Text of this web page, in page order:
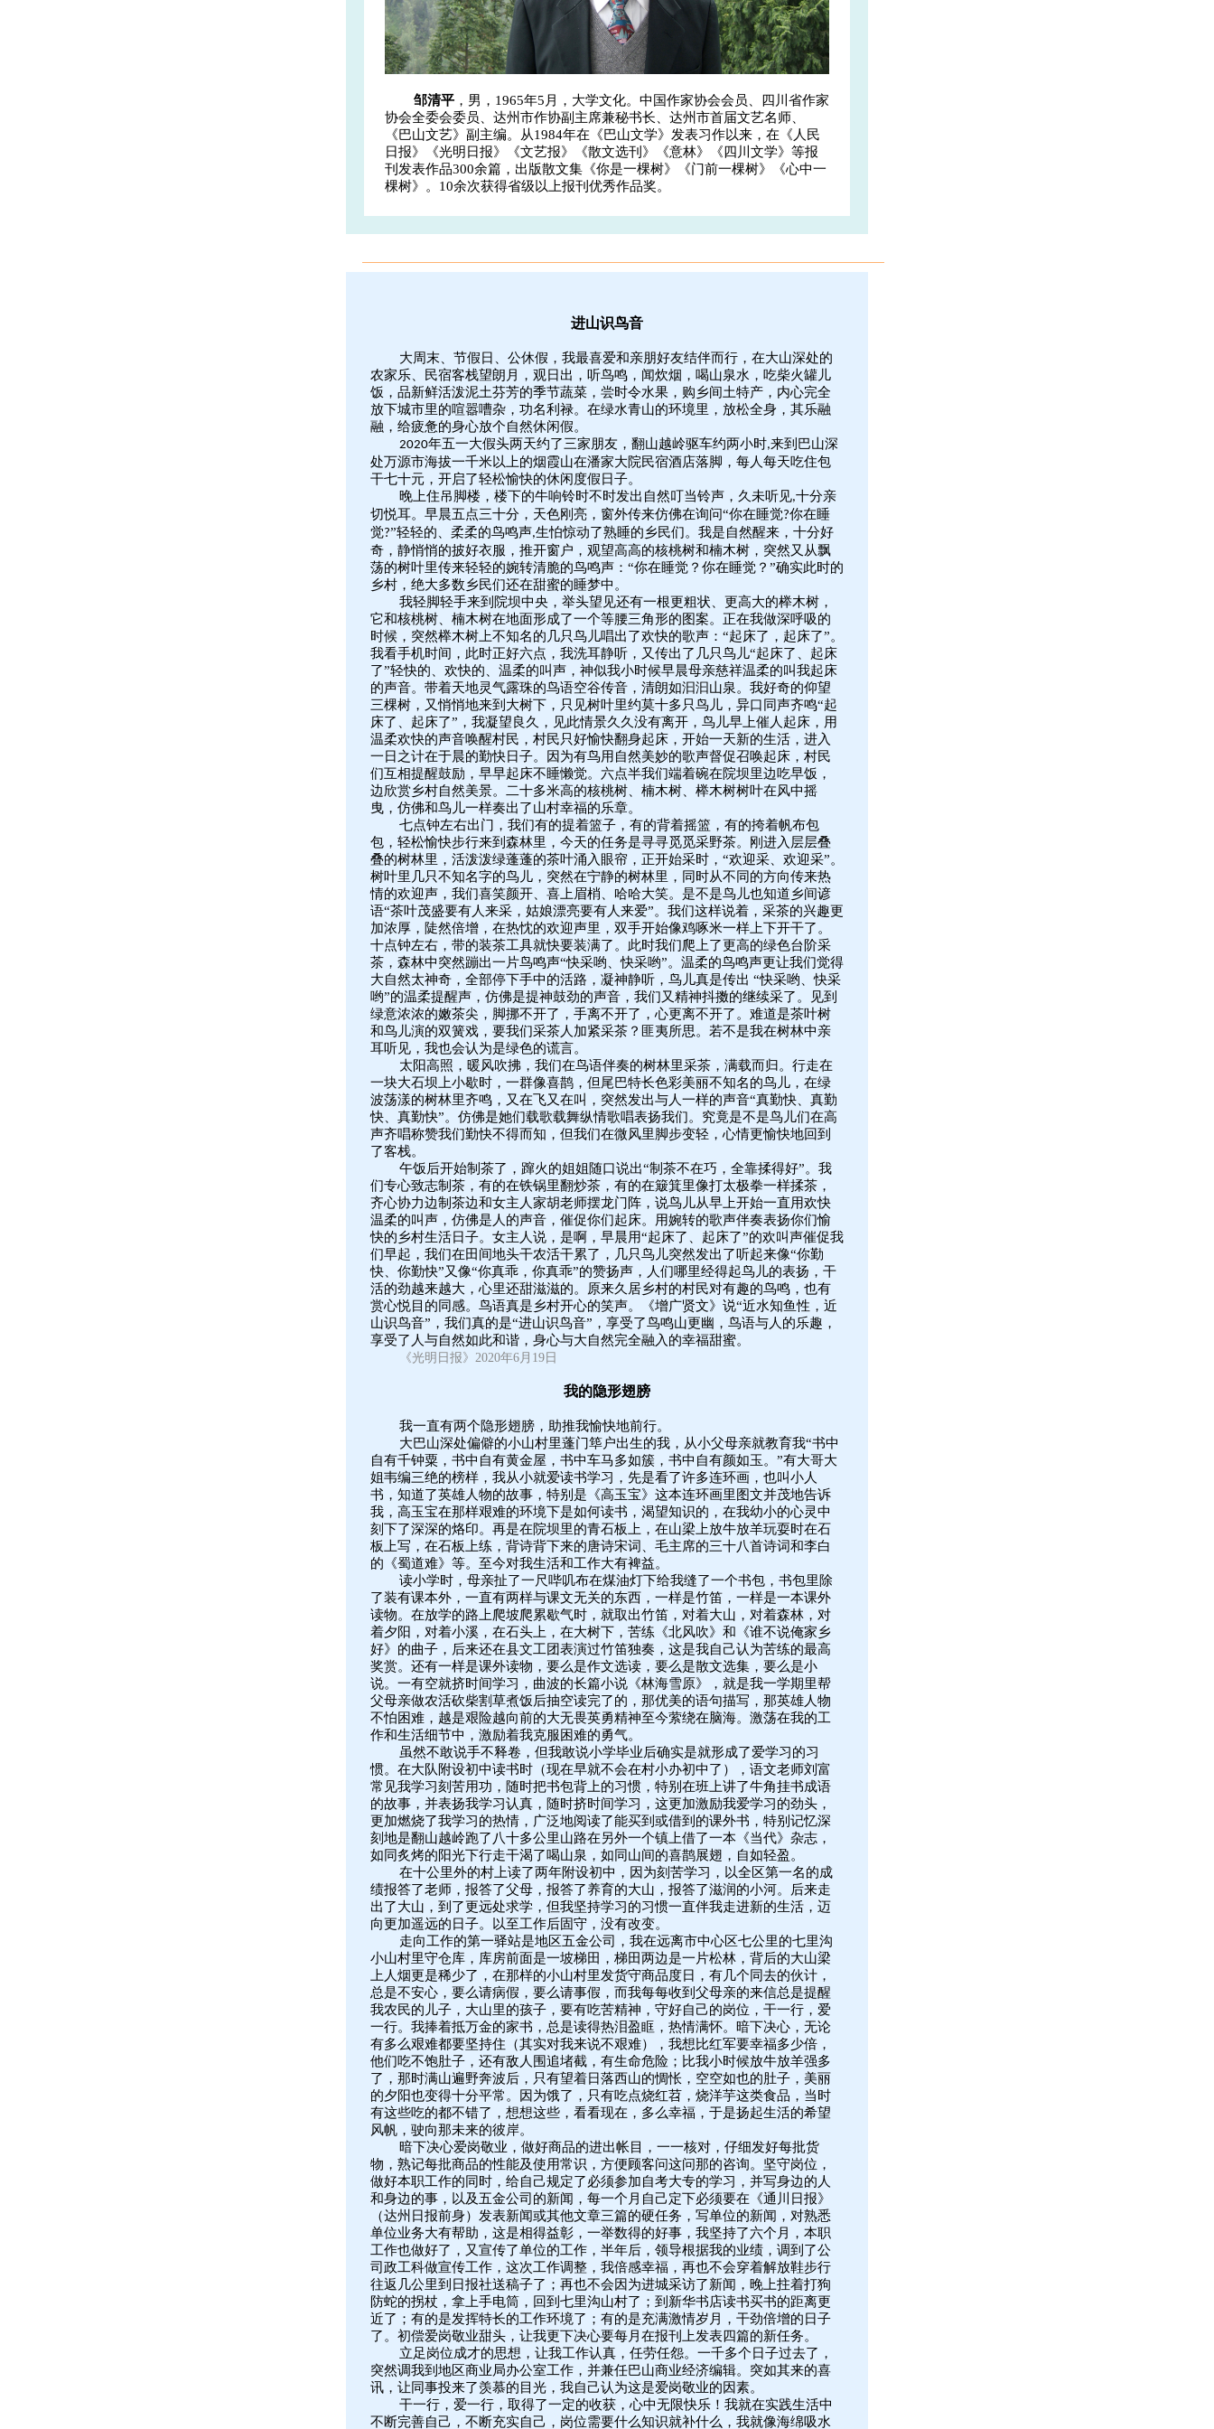
邹清平 ，男，1965年5月，大学文化。中国作家协会会员、四川省作家
协会全委会委员、达州市作协副主席兼秘书长、 达州市首届文艺名师、
《巴山文艺》副主编。从1984年在《巴山文学》发表习作以来，在《人民
日报》《光明日报》《文艺报》《散文选刊》《意林》《四川文学》等报
刊发表作品300余篇，出版散文集《你是一棵树》《门前一棵树》《心中一
棵树》。 10余次获得省级以上报刊优秀作品奖。
进山识鸟音
大周末、节假日、公休假，我最喜爱和亲朋好友结伴而行，在大山深处的
农家乐、民宿客栈望朗月，观日出，听鸟鸣，闻炊烟，喝山泉水，吃柴火罐儿
饭，品新鲜活泼泥土芬芳的季节蔬菜，尝时令水果，购乡间土特产，内心完全
放下城市里的喧嚣嘈杂，功名利禄。在绿水青山的环境里，放松全身，其乐融
融，给疲惫的身心放个自然休闲假。
2020年五一大假头两天约了三家朋友，翻山越岭驱车约两小时,来到巴山深
处万源市海拔一千米以上的烟霞山在潘家大院民宿酒店落脚，每人每天吃住包
干七十元，开启了轻松愉快的休闲度假日子。
晚上住吊脚楼，楼下的牛响铃时不时发出自然叮当铃声，久未听见,十分亲
切悦耳。早晨五点三十分，天色刚亮，窗外传来仿佛在询问“你在睡觉?你在睡
觉?”轻轻的、柔柔的鸟鸣声,生怕惊动了熟睡的乡民们。我是自然醒来，十分好
奇，静悄悄的披好衣服，推开窗户，观望高高的核桃树和楠木树，突然又从飘
荡的树叶里传来轻轻的婉转清脆的鸟鸣声：“你在睡觉？你在睡觉？”确实此时的
乡村，绝大多数乡民们还在甜蜜的睡梦中。
我轻脚轻手来到院坝中央，举头望见还有一根更粗状、更高大的榉木树，
它和核桃树、楠木树在地面形成了一个等腰三角形的图案。正在我做深呼吸的
时候，突然榉木树上不知名的几只鸟儿唱出了欢快的歌声：“起床了，起床了”。
我看手机时间，此时正好六点，我洗耳静听，又传出了几只鸟儿“起床了、起床
了”轻快的、欢快的、温柔的叫声，神似我小时候早晨母亲慈祥温柔的叫我起床
的声音。带着天地灵气露珠的鸟语空谷传音，清朗如汩汩山泉。我好奇的仰望
三棵树，又悄悄地来到大树下，只见树叶里约莫十多只鸟儿，异口同声齐鸣“起
床了、起床了”，我凝望良久，见此情景久久没有离开，鸟儿早上催人起床，用
温柔欢快的声音唤醒村民，村民只好愉快翻身起床，开始一天新的生活，进入
一日之计在于晨的勤快日子。因为有鸟用自然美妙的歌声督促召唤起床，村民
们互相提醒鼓励，早早起床不睡懒觉。六点半我们端着碗在院坝里边吃早饭，
边欣赏乡村自然美景。二十多米高的核桃树、楠木树、榉木树树叶在风中摇
曳，仿佛和鸟儿一样奏出了山村幸福的乐章。
七点钟左右出门，我们有的提着篮子，有的背着摇篮，有的挎着帆布包
包，轻松愉快步行来到森林里，今天的任务是寻寻觅觅采野茶。刚进入层层叠
叠的树林里，活泼泼绿蓬蓬的茶叶涌入眼帘，正开始采时，“欢迎采、欢迎采”。
树叶里几只不知名字的鸟儿，突然在宁静的树林里，同时从不同的方向传来热
情的欢迎声，我们喜笑颜开、喜上眉梢、哈哈大笑。是不是鸟儿也知道乡间谚
语“茶叶茂盛要有人来采，姑娘漂亮要有人来爱”。我们这样说着，采茶的兴趣更
加浓厚，陡然倍增，在热忱的欢迎声里，双手开始像鸡啄米一样上下开干了。
十点钟左右，带的装茶工具就快要装满了。此时我们爬上了更高的绿色台阶采
茶，森林中突然蹦出一片鸟鸣声“快采哟、快采哟”。温柔的鸟鸣声更让我们觉得
大自然太神奇，全部停下手中的活路，凝神静听，鸟儿真是传出 “快采哟、快采
哟”的温柔提醒声，仿佛是提神鼓劲的声音，我们又精神抖擞的继续采了。见到
绿意浓浓的嫩茶尖，脚挪不开了，手离不开了，心更离不开了。难道是茶叶树
和鸟儿演的双簧戏，要我们采茶人加紧采茶？匪夷所思。若不是我在树林中亲
耳听见，我也会认为是绿色的谎言。
太阳高照，暖风吹拂，我们在鸟语伴奏的树林里采茶，满载而归。行走在
一块大石坝上小歇时，一群像喜鹊，但尾巴特长色彩美丽不知名的鸟儿，在绿
波荡漾的树林里齐鸣，又在飞又在叫，突然发出与人一样的声音“真勤快、真勤
快、真勤快”。仿佛是她们载歌载舞纵情歌唱表扬我们。究竟是不是鸟儿们在高
声齐唱称赞我们勤快不得而知，但我们在微风里脚步变轻，心情更愉快地回到
了客栈。
午饭后开始制茶了，蹿火的姐姐随口说出“制茶不在巧，全靠揉得好”。我
们专心致志制茶，有的在铁锅里翻炒茶，有的在簸箕里像打太极拳一样揉茶，
齐心协力边制茶边和女主人家胡老师摆龙门阵，说鸟儿从早上开始一直用欢快
温柔的叫声，仿佛是人的声音，催促你们起床。用婉转的歌声伴奏表扬你们愉
快的乡村生活日子。女主人说，是啊，早晨用“起床了、起床了”的欢叫声催促我
们早起，我们在田间地头干农活干累了，几只鸟儿突然发出了听起来像“你勤
快、你勤快”又像“你真乖，你真乖”的赞扬声，人们哪里经得起鸟儿的表扬，干
活的劲越来越大，心里还甜滋滋的。原来久居乡村的村民对有趣的鸟鸣，也有
赏心悦目的同感。鸟语真是乡村开心的笑声。《增广贤文》说“近水知鱼性，近
山识鸟音”，我们真的是“进山识鸟音”，享受了鸟鸣山更幽，鸟语与人的乐趣，
享受了人与自然如此和谐，身心与大自然完全融入的幸福甜蜜。
《光明日报》2020年6月19日
我的隐形翅膀
我一直有两个隐形翅膀，助推我愉快地前行。
大巴山深处偏僻的小山村里蓬门筚户出生的我，从小父母亲就教育我“书中
自有千钟粟，书中自有黄金屋，书中车马多如簇，书中自有颜如玉。”有大哥大
姐韦编三绝的榜样，我从小就爱读书学习，先是看了许多连环画，也叫小人
书，知道了英雄人物的故事，特别是《高玉宝》这本连环画里图文并茂地告诉
我，高玉宝在那样艰难的环境下是如何读书，渴望知识的，在我幼小的心灵中
刻下了深深的烙印。再是在院坝里的青石板上，在山梁上放牛放羊玩耍时在石
板上写，在石板上练，背诗背下来的唐诗宋词、毛主席的三十八首诗词和李白
的《蜀道难》等。至今对我生活和工作大有裨益。
读小学时，母亲扯了一尺哔叽布在煤油灯下给我缝了一个书包，书包里除
了装有课本外，一直有两样与课文无关的东西，一样是竹笛，一样是一本课外
读物。在放学的路上爬坡爬累歇气时，就取出竹笛，对着大山，对着森林，对
着夕阳，对着小溪，在石头上，在大树下，苦练《北风吹》和《谁不说俺家乡
好》的曲子，后来还在县文工团表演过竹笛独奏，这是我自己认为苦练的最高
奖赏。还有一样是课外读物，要么是作文选读，要么是散文选集，要么是小
说。一有空就挤时间学习，曲波的长篇小说《林海雪原》，就是我一学期里帮
父母亲做农活砍柴割草煮饭后抽空读完了的，那优美的语句描写，那英雄人物
不怕困难，越是艰险越向前的大无畏英勇精神至今萦绕在脑海。激荡在我的工
作和生活细节中，激励着我克服困难的勇气。
虽然不敢说手不释卷，但我敢说小学毕业后确实是就形成了爱学习的习
惯。在大队附设初中读书时（现在早就不会在村小办初中了），语文老师刘富
常见我学习刻苦用功，随时把书包背上的习惯，特别在班上讲了牛角挂书成语
的故事，并表扬我学习认真，随时挤时间学习，这更加激励我爱学习的劲头，
更加燃烧了我学习的热情，广泛地阅读了能买到或借到的课外书，特别记忆深
刻地是翻山越岭跑了八十多公里山路在另外一个镇上借了一本《当代》杂志，
如同炙烤的阳光下行走干渴了喝山泉，如同山间的喜鹊展翅，自如轻盈。
在十公里外的村上读了两年附设初中，因为刻苦学习，以全区第一名的成
绩报答了老师，报答了父母，报答了养育的大山，报答了滋润的小河。后来走
出了大山，到了更远处求学，但我坚持学习的习惯一直伴我走进新的生活，迈
向更加遥远的日子。以至工作后固守，没有改变。
走向工作的第一驿站是地区五金公司，我在远离市中心区七公里的七里沟
小山村里守仓库，库房前面是一坡梯田，梯田两边是一片松林，背后的大山梁
上人烟更是稀少了，在那样的小山村里发货守商品度日，有几个同去的伙计，
总是不安心，要么请病假，要么请事假，而我每每收到父母亲的来信总是提醒
我农民的儿子，大山里的孩子，要有吃苦精神，守好自己的岗位，干一行，爱
一行。我捧着抵万金的家书，总是读得热泪盈眶，热情满怀。暗下决心，无论
有多么艰难都要坚持住（其实对我来说不艰难），我想比红军要幸福多少倍，
他们吃不饱肚子，还有敌人围追堵截，有生命危险；比我小时候放牛放羊强多
了，那时满山遍野奔波后，只有望着日落西山的惆怅，空空如也的肚子，美丽
的夕阳也变得十分平常。因为饿了，只有吃点烧红苕，烧洋芋这类食品，当时
有这些吃的都不错了，想想这些，看看现在，多么幸福，于是扬起生活的希望
风帆，驶向那未来的彼岸。
暗下决心爱岗敬业，做好商品的进出帐目，一一核对，仔细发好每批货
物，熟记每批商品的性能及使用常识，方便顾客问这问那的咨询。坚守岗位，
做好本职工作的同时，给自己规定了必须参加自考大专的学习，并写身边的人
和身边的事，以及五金公司的新闻，每一个月自己定下必须要在《通川日报》
（达州日报前身）发表新闻或其他文章三篇的硬任务，写单位的新闻，对熟悉
单位业务大有帮助，这是相得益彰，一举数得的好事，我坚持了六个月，本职
工作也做好了，又宣传了单位的工作，半年后，领导根据我的业绩，调到了公
司政工科做宣传工作，这次工作调整，我倍感幸福，再也不会穿着解放鞋步行
往返几公里到日报社送稿子了；再也不会因为进城采访了新闻，晚上拄着打狗
防蛇的拐杖，拿上手电筒，回到七里沟山村了；到新华书店读书买书的距离更
近了；有的是发挥特长的工作环境了；有的是充满激情岁月，干劲倍增的日子
了。初偿爱岗敬业甜头，让我更下决心要每月在报刊上发表四篇的新任务。
立足岗位成才的思想，让我工作认真，任劳任怨。一千多个日子过去了，
突然调我到地区商业局办公室工作，并兼任巴山商业经济编辑。突如其来的喜
讯，让同事投来了羡慕的目光，我自己认为这是爱岗敬业的因素。
干一行，爱一行，取得了一定的收获，心中无限快乐！我就在实践生活中
不断完善自己，不断充实自己，岗位需要什么知识就补什么，我就像海绵吸水